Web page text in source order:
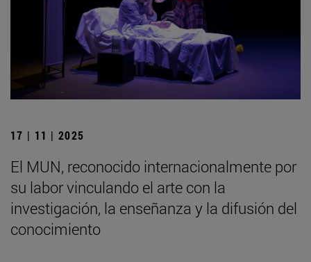
17 | 11 | 2025
El MUN, reconocido internacionalmente por
su labor vinculando el arte con la
investigación, la enseñanza y la difusión del
conocimiento